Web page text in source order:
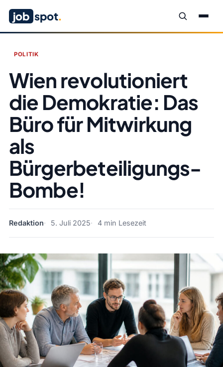
job spot.
POLITIK
Wien revolutioniert
die Demokratie: Das
Büro für Mitwirkung
als
Bürgerbeteiligungs-
Bombe!
Redaktion 5. Juli 2025 4 min Lesezeit